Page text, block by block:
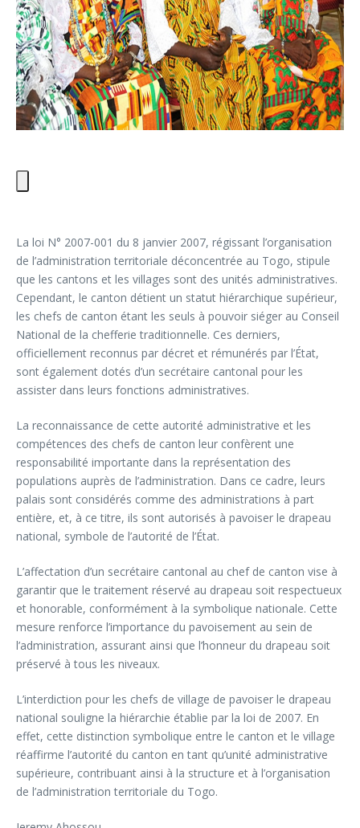
La loi N° 2007-001 du 8 janvier 2007, régissant l’organisation
de l’administration territoriale déconcentrée au Togo, stipule
que les cantons et les villages sont des unités administratives.
Cependant, le canton détient un statut hiérarchique supérieur,
les chefs de canton étant les seuls à pouvoir siéger au Conseil
National de la chefferie traditionnelle. Ces derniers,
officiellement reconnus par décret et rémunérés par l’État,
sont également dotés d’un secrétaire cantonal pour les
assister dans leurs fonctions administratives.
La reconnaissance de cette autorité administrative et les
compétences des chefs de canton leur confèrent une
responsabilité importante dans la représentation des
populations auprès de l’administration. Dans ce cadre, leurs
palais sont considérés comme des administrations à part
entière, et, à ce titre, ils sont autorisés à pavoiser le drapeau
national, symbole de l’autorité de l’État.
L’affectation d’un secrétaire cantonal au chef de canton vise à
garantir que le traitement réservé au drapeau soit respectueux
et honorable, conformément à la symbolique nationale. Cette
mesure renforce l’importance du pavoisement au sein de
l’administration, assurant ainsi que l’honneur du drapeau soit
préservé à tous les niveaux.
L’interdiction pour les chefs de village de pavoiser le drapeau
national souligne la hiérarchie établie par la loi de 2007. En
effet, cette distinction symbolique entre le canton et le village
réaffirme l’autorité du canton en tant qu’unité administrative
supérieure, contribuant ainsi à la structure et à l’organisation
de l’administration territoriale du Togo.